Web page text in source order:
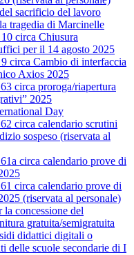
sacrificio del lavoro
tragedia di Marcinelle
circa Chiusura
per il 14 agosto 2025
circa Cambio di interfaccia
Axios 2025
circa proroga/riapertura
2025
Day
circa calendario scrutini
sospeso (riservata al
circa calendario prove di
circa calendario prove di
(riservata al personale)
concessione del
gratuita/semigratuita
didattici digitali o
delle scuole secondarie di I